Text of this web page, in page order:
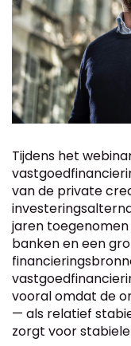
Tijdens het
van de private
jaren
banken en een
vooral omdat de
— als relatief
zorgt voor